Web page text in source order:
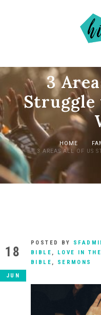
3
Struggle
HOME
3 AREAS ALL OF US
18
JUN
POSTED BY
BIBLE , LOVE IN
BIBLE , SERMONS